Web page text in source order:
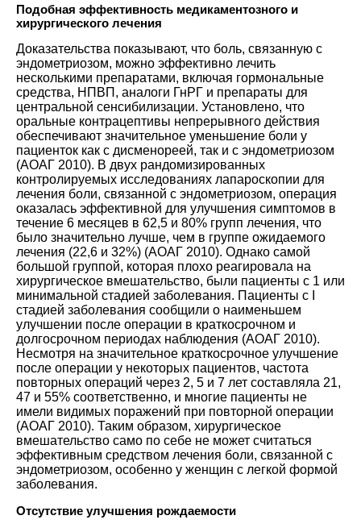
Подобная эффективность медикаментозного и
хирургического лечения
Доказательства показывают, что боль, связанную с
эндометриозом, можно эффективно лечить
несколькими препаратами, включая гормональные
средства, НПВП, аналоги ГнРГ и препараты для
центральной сенсибилизации. Установлено, что
оральные контрацептивы непрерывного действия
обеспечивают значительное уменьшение боли у
пациенток как с дисменореей, так и с эндометриозом
(АОАГ 2010). В двух рандомизированных
контролируемых исследованиях лапароскопии для
лечения боли, связанной с эндометриозом, операция
оказалась эффективной для улучшения симптомов в
течение 6 месяцев в 62,5 и 80% групп лечения, что
было значительно лучше, чем в группе ожидаемого
лечения (22,6 и 32%) (АОАГ 2010). Однако самой
большой группой, которая плохо реагировала на
хирургическое вмешательство, были пациенты с 1 или
минимальной стадией заболевания. Пациенты с I
стадией заболевания сообщили о наименьшем
улучшении после операции в краткосрочном и
долгосрочном периодах наблюдения (АОАГ 2010).
Несмотря на значительное краткосрочное улучшение
после операции у некоторых пациентов, частота
повторных операций через 2, 5 и 7 лет составляла 21,
47 и 55% соответственно, и многие пациенты не
имели видимых поражений при повторной операции
(АОАГ 2010). Таким образом, хирургическое
вмешательство само по себе не может считаться
эффективным средством лечения боли, связанной с
эндометриозом, особенно у женщин с легкой формой
заболевания.
Отсутствие улучшения рождаемости